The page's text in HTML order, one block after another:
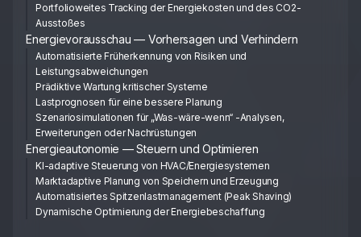
Portfolioweites Tracking der Energiekosten und des CO2-
Ausstoßes
Energievorausschau — Vorhersagen und Verhindern
Automatisierte Früherkennung von Risiken und
Leistungsabweichungen
Prädiktive Wartung kritischer Systeme
Lastprognosen für eine bessere Planung
Szenariosimulationen für „Was-wäre-wenn“ -Analysen,
Erweiterungen oder Nachrüstungen
Energieautonomie — Steuern und Optimieren
KI-adaptive Steuerung von HVAC/Energiesystemen
Marktadaptive Planung von Speichern und Erzeugung
Automatisiertes Spitzenlastmanagement (Peak Shaving)
Dynamische Optimierung der Energiebeschaffung